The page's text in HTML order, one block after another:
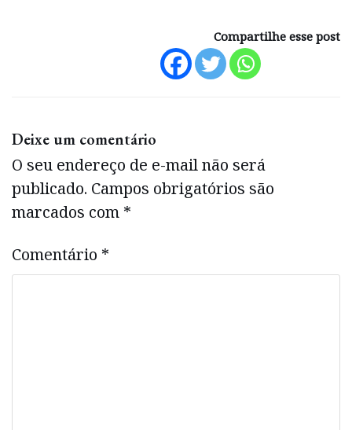
Compartilhe esse post
Deixe um comentário
O seu endereço de e-mail não será
publicado. Campos obrigatórios são
marcados com *
Comentário *